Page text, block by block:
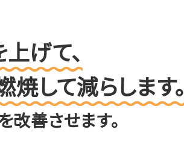
げて、
して減らします。
改善させます。